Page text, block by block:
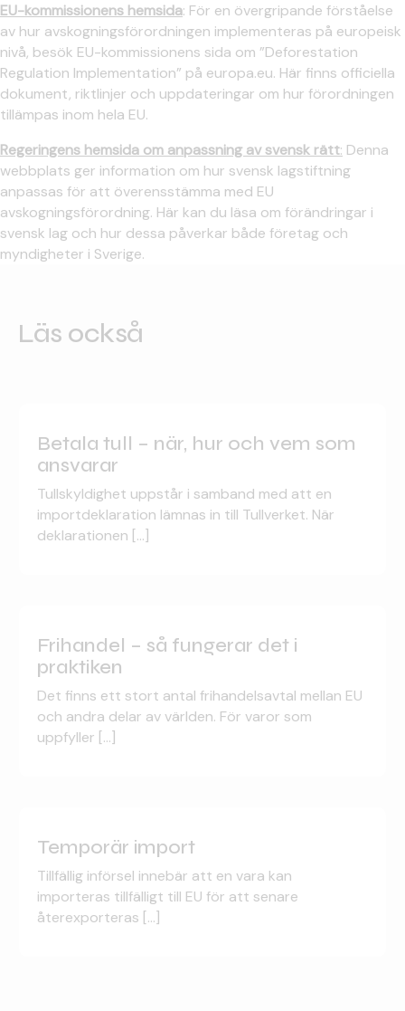
EU-kommissionens hemsida: För en övergripande förståelse
av hur avskogningsförordningen implementeras på europeisk
nivå, besök EU-kommissionens sida om ”Deforestation
Regulation Implementation” på europa.eu. Här finns officiella
dokument, riktlinjer och uppdateringar om hur förordningen
tillämpas inom hela EU.
Regeringens hemsida om anpassning av svensk rätt: Denna
webbplats ger information om hur svensk lagstiftning
anpassas för att överensstämma med EU
avskogningsförordning. Här kan du läsa om förändringar i
svensk lag och hur dessa påverkar både företag och
myndigheter i Sverige.
Läs också
Betala tull – när, hur och vem som
ansvarar
Tullskyldighet uppstår i samband med att en
importdeklaration lämnas in till Tullverket. När
deklarationen [...]
Frihandel – så fungerar det i
praktiken
Det finns ett stort antal frihandelsavtal mellan EU
och andra delar av världen. För varor som
uppfyller [...]
Temporär import
Tillfällig införsel innebär att en vara kan
importeras tillfälligt till EU för att senare
återexporteras [...]